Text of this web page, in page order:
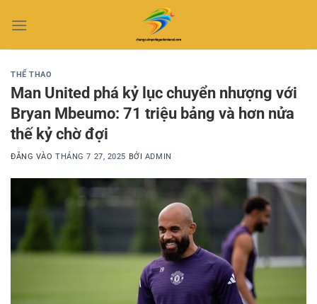
qua
THỂ THAO
Man United phá kỷ lục chuyển nhượng với
Bryan Mbeumo: 71 triệu bảng và hơn nửa
thế kỷ chờ đợi
ĐĂNG VÀOTHÁNG 7 27, 2025 BỞI ADMIN